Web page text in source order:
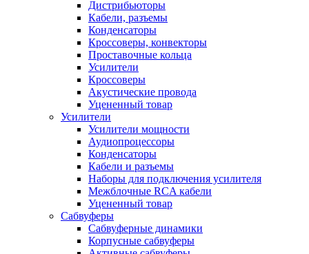
Дистрибьюторы
Кабели, разъемы
Конденсаторы
Кроссоверы, конвекторы
Проставочные кольца
Усилители
Кроссоверы
Акустические провода
Уцененный товар
Усилители
Усилители мощности
Аудиопроцессоры
Конденсаторы
Кабели и разъемы
Наборы для подключения усилителя
Межблочные RCA кабели
Уцененный товар
Сабвуферы
Сабвуферные динамики
Корпусные сабвуферы